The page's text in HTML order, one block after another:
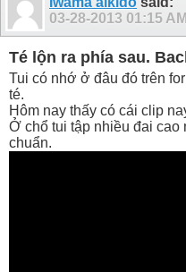
03-28-2013 01:15 AM
Té lộn ra phía sau.
Tui có nhớ ở đâu đó trên
té.
Hôm nay thấy có cái clip
Ở chổ tui tập nhiều đai
chuẩn.